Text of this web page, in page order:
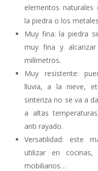
elementos
la piedra o los
Muy fina: la piedra
muy fina y
milímetros.
Muy resistente:
lluvia, a la nieve,
sinteriza no se va a
a altas
anti rayado.
Versatilidad: este
utilizar en cocinas,
mobiliarios…